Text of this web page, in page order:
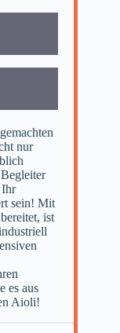
nur
Ihr
sein! Mit
ist
es aus
Aioli!